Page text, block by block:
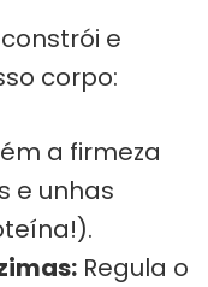
e
corpo:
a firmeza
e unhas
Regula o